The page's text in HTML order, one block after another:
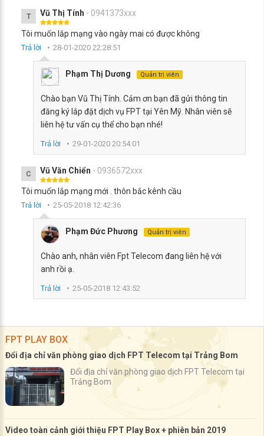
T Vũ Thị Tính - 0941373xxx
Tôi muốn lắp mạng vào ngày mai có được không
Trả lời 28-01-2020 22:28:51
Phạm Thị Dương Quản trị viên
Chào bạn Vũ Thị Tính. Cảm ơn bạn đã gửi thông tin
đăng ký lắp đặt dịch vụ FPT tại Yên Mỹ. Nhân viên sẽ
liên hệ tư vấn cụ thể cho bạn nhé!
Trả lời 29-01-2020 20:54:01
C Vũ Văn Chiển - 0936572xxx
Tôi muốn lắp mạng mới . thôn bắc kênh cầu
Trả lời 25-05-2018 12:42:36
Phạm Đức Phương Quản trị viên
Chào anh, nhân viên Fpt Telecom đang liên hệ với
anh rồi ạ.
Trả lời 25-05-2018 12:43:52
FPT PLAY BOX
Đổi địa chỉ văn phòng giao dịch FPT Telecom tại Trảng Bom
Đổi địa chỉ văn phòng giao dịch FPT Telecom tại
Trảng Bom
Video toàn cảnh giới thiệu FPT Play Box + phiên bản 2019